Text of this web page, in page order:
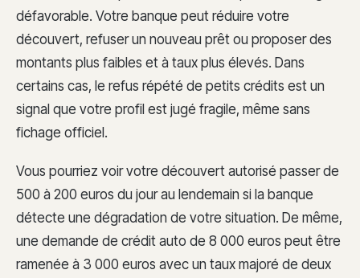
défavorable. Votre banque peut réduire votre
découvert, refuser un nouveau prêt ou proposer des
montants plus faibles et à taux plus élevés. Dans
certains cas, le refus répété de petits crédits est un
signal que votre profil est jugé fragile, même sans
fichage officiel.
Vous pourriez voir votre découvert autorisé passer de
500 à 200 euros du jour au lendemain si la banque
détecte une dégradation de votre situation. De même,
une demande de crédit auto de 8 000 euros peut être
ramenée à 3 000 euros avec un taux majoré de deux